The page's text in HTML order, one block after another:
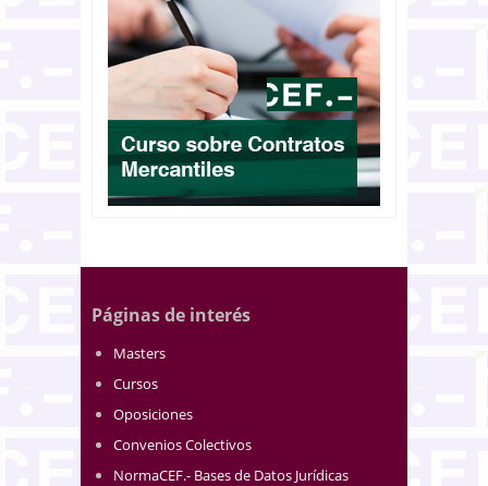
Páginas de interés
Masters
Cursos
Oposiciones
Convenios Colectivos
NormaCEF.- Bases de Datos Jurídicas